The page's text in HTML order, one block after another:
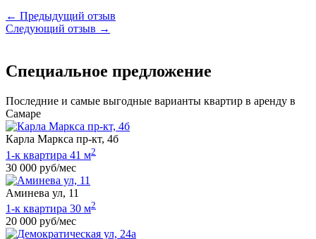
← Предыдущий отзыв
Следующий отзыв →
Специальное предложение
Последние и самые выгодные варианты квартир в аренду в
Самаре
Карла Маркса пр-кт, 4б
1-к квартира 41 м2
30 000 руб/мес
Аминева ул, 11
1-к квартира 30 м2
20 000 руб/мес